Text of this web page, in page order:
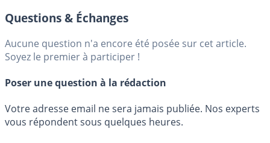
Questions & Échanges
Aucune question n'a encore été posée sur cet article.
Soyez le premier à participer !
Poser une question à la rédaction
Votre adresse email ne sera jamais publiée. Nos experts
vous répondent sous quelques heures.